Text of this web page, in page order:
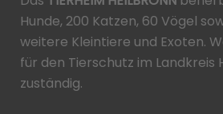
Hunde, 200 Katzen, 60 Vögel
weitere Kleintiere und Exoten.
für den Tierschutz im Landkreis
zuständig.